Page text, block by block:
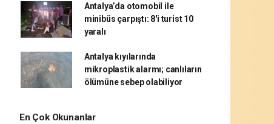
Antalya’da otomobil ile
minibüs çarpıştı: 8'i turist 10
yaralı
Antalya kıyılarında
mikroplastik alarmı; canlıların
ölümüne sebep olabiliyor
En Çok Okunanlar